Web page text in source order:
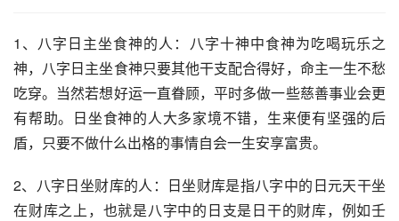
1、八字日主坐食神的人：八字十神中食神为吃喝玩乐之
神，八字日主坐食神只要其他干支配合得好，命主一生不愁
吃穿。当然若想好运一直眷顾，平时多做一些慈善事业会更
有帮助。日坐食神的人大多家境不错，生来便有坚强的后
盾，只要不做什么出格的事情自会一生安享富贵。
2、八字日坐财库的人：日坐财库是指八字中的日元天干坐
在财库之上，也就是八字中的日支是日干的财库，例如壬